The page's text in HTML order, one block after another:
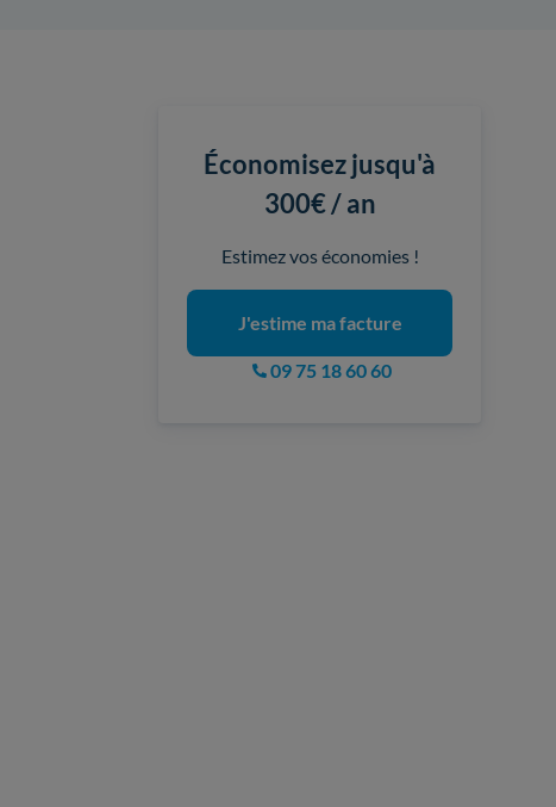
Économisez jusqu'à
300€ / an
Estimez vos économies !
J'estime ma facture
09 75 18 60 60